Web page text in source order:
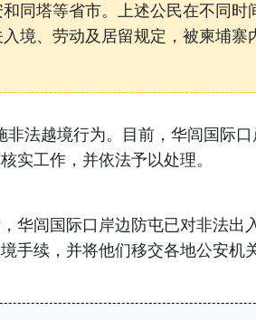
同塔等省市。上述公民在不同时
境、劳动及居留规定，被柬埔寨
非法越境行为。目前，华闾国际
实工作，并依法予以处理。
华闾国际口岸边防屯已对非法出
手续，并将他们移交各地公安机